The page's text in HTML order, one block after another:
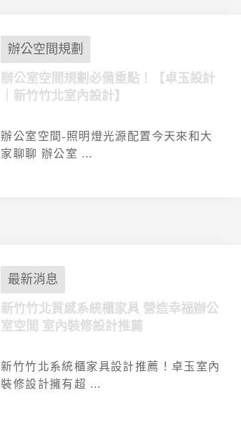
辦公空間規劃
辦公室空間規劃必備重點！【卓玉設計
｜新竹竹北室內設計】
辦公室空間-照明燈光源配置今天來和大
家聊聊 辦公室 ...
最新消息
新竹竹北質感系統櫃家具 營造幸福辦公
室空間 室內裝修設計推薦
新竹竹北系統櫃家具設計推薦！卓玉室內
裝修設計擁有超 ...